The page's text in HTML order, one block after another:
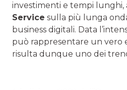
investimenti e tempi lunghi,
Service sulla più lunga
business digitali. Data
può rappresentare un vero
risulta dunque uno dei